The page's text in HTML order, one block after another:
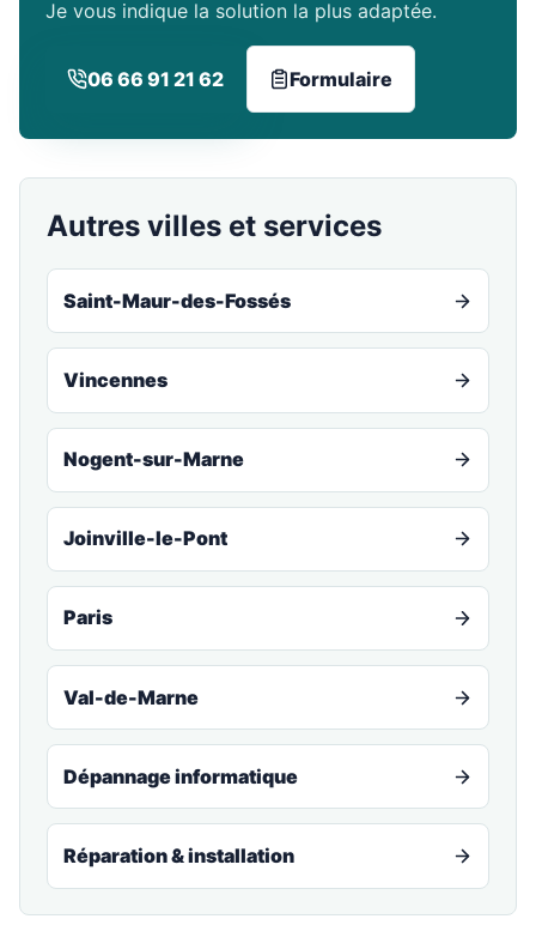
Je vous indique la solution la plus adaptée.
06 66 91 21 62 Formulaire
Autres villes et services
Saint-Maur-des-Fossés
Vincennes
Nogent-sur-Marne
Joinville-le-Pont
Paris
Val-de-Marne
Dépannage informatique
Réparation & installation